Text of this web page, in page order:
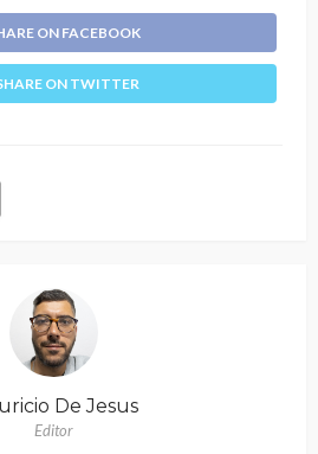
ON FACEBOOK
ON TWITTER
De Jesus
Editor